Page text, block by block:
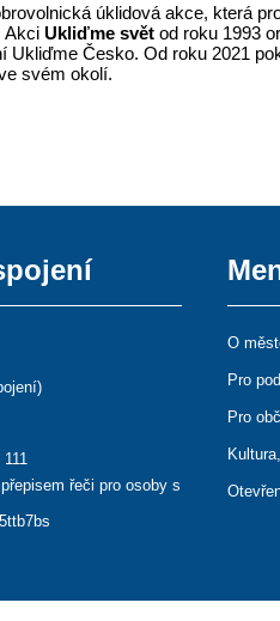
úklidová akce, která
AkciUkliďme svět od roku 1993
Ukliďme Česko. Od roku 2021
svém okolí.
)
řeči pro osoby s
O
Pro
Pro